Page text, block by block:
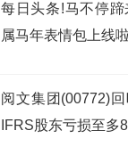
每日头条!马不停
属马年表情包上线啦
阅文集团(00772)
IFRS股东亏损至多